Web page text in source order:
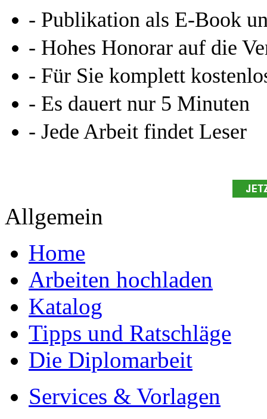
- Publikation als E-Book
- Hohes Honorar auf die
- Für Sie komplett
- Es dauert nur 5 Minuten
- Jede Arbeit findet Leser
Allgemein
Home
Arbeiten hochladen
Katalog
Tipps und Ratschläge
Die Diplomarbeit
Services & Vorlagen